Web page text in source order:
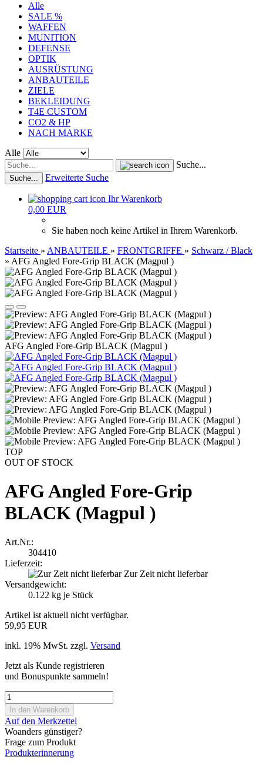
Alle
SALE %
WAFFEN
MUNITION
DEFENSE
OPTIK
AUSRÜSTUNG
ANBAUTEILE
ZIELE
BEKLEIDUNG
T4E CUSTOM
CO2 & HP
NACH MARKE
Alle
Suche...
Suche... Erweiterte Suche
Ihr Warenkorb
0,00 EUR
Sie haben noch keine Artikel in Ihrem Warenkorb.
Startseite » ANBAUTEILE » FRONTGRIFFE » Schwarz / Black
» AFG Angled Fore-Grip BLACK (Magpul )
AFG Angled Fore-Grip BLACK (Magpul )
TOP
OUT OF STOCK
AFG Angled Fore-Grip
BLACK (Magpul )
Art.Nr.:
304410
Lieferzeit:
Zur Zeit nicht lieferbar
Versandgewicht:
0.122 kg je Stück
Artikel ist aktuell nicht verfügbar.
59,95 EUR
inkl. 19% MwSt. zzgl. Versand
Jetzt als Kunde registrieren
und Bonuspunkte sammeln!
Auf den Merkzettel
Woanders günstiger?
Frage zum Produkt
Produkterinnerung